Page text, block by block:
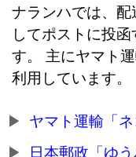
ナランハでは、
してポストに投
す。 主にヤマト
利用しています。
ヤマト運輸「
日本郵政「ゆ